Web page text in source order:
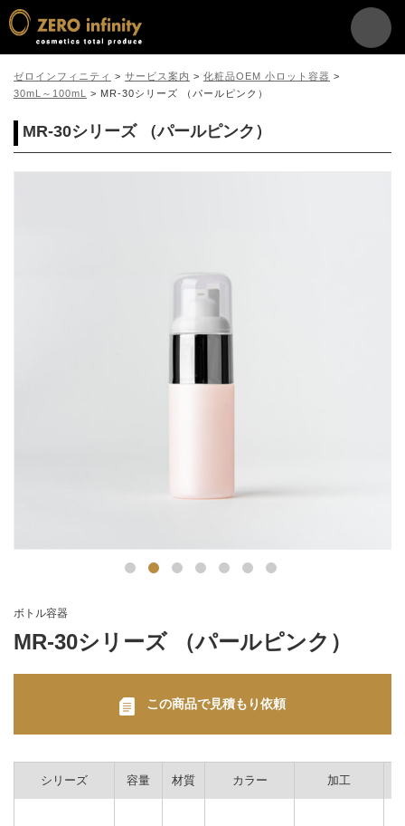
ゼロインフィニティ > サービス案内 > 化粧品OEM 小ロット容器 >
30mL～100mL
> MR-30シリーズ （パールピンク）
MR-30シリーズ （パールピンク）
ボトル容器
MR-30シリーズ （パールピンク）
この商品で見積もり依頼
シリーズ 容量 材質 カラー 加工